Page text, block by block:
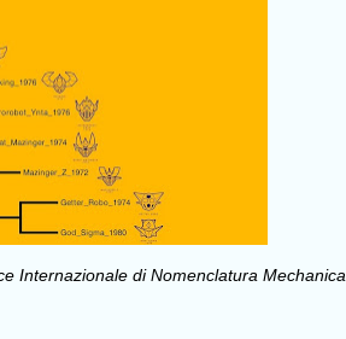
Internazionale di Nomenclatura Mechanica.